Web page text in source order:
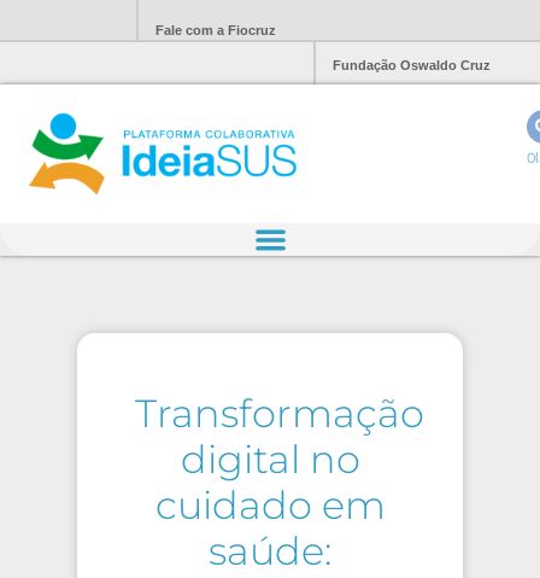
Fale com a Fiocruz
Fundação Oswaldo Cruz
Transformação
digital no
cuidado em
saúde: